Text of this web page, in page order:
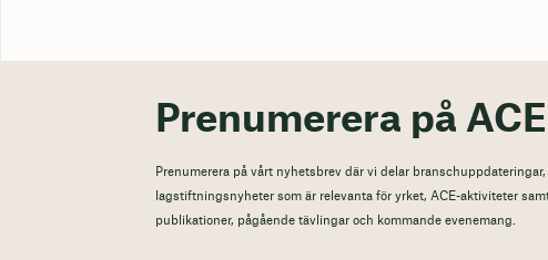
Prenumerera på
Prenumerera på vårt nyhetsbrev där vi delar
lagstiftningsnyheter som är relevanta för yrket, ACE-aktiviteter
publikationer, pågående tävlingar och kommande evenemang.